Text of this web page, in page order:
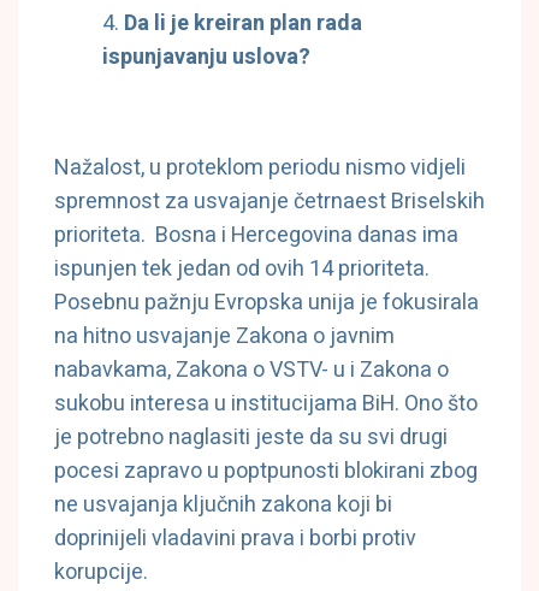
Da li je kreiran plan rada
ispunjavanju uslova?
Nažalost, u proteklom periodu nismo vidjeli
spremnost za usvajanje četrnaest Briselskih
prioriteta. Bosna i Hercegovina danas ima
ispunjen tek jedan od ovih 14 prioriteta.
Posebnu pažnju Evropska unija je fokusirala
na hitno usvajanje Zakona o javnim
nabavkama, Zakona o VSTV- u i Zakona o
sukobu interesa u institucijama BiH. Ono što
je potrebno naglasiti jeste da su svi drugi
pocesi zapravo u poptpunosti blokirani zbog
ne usvajanja ključnih zakona koji bi
doprinijeli vladavini prava i borbi protiv
korupcije.